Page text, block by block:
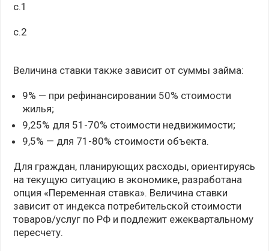
с.1
с.2
Величина ставки также зависит от суммы займа:
9% — при рефинансировании 50% стоимости
жилья;
9,25% для 51-70% стоимости недвижимости;
9,5% — для 71-80% стоимости объекта.
Для граждан, планирующих расходы, ориентируясь
на текущую ситуацию в экономике, разработана
опция «Переменная ставка». Величина ставки
зависит от индекса потребительской стоимости
товаров/услуг по РФ и подлежит ежеквартальному
пересчету.